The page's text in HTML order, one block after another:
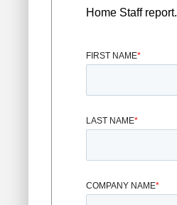
Home Staff report.
FIRST NAME*
LAST NAME*
COMPANY NAME*